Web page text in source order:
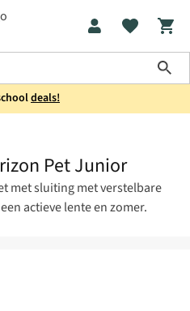
deals!
Pet Junior
met sluiting met verstelbare
actieve lente en zomer.